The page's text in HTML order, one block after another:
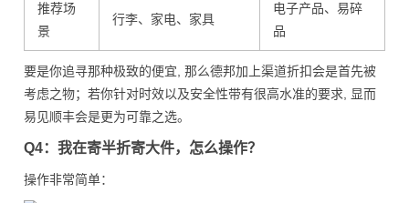
推荐场
景
行李、家电、家具
电子产品、易碎
品
要是你追寻那种极致的便宜, 那么德邦加上渠道折扣会是首先被
考虑之物；若你针对时效以及安全性带有很高水准的要求, 显而
易见顺丰会是更为可靠之选。
Q4：我在寄半折寄大件，怎么操作？
操作非常简单：